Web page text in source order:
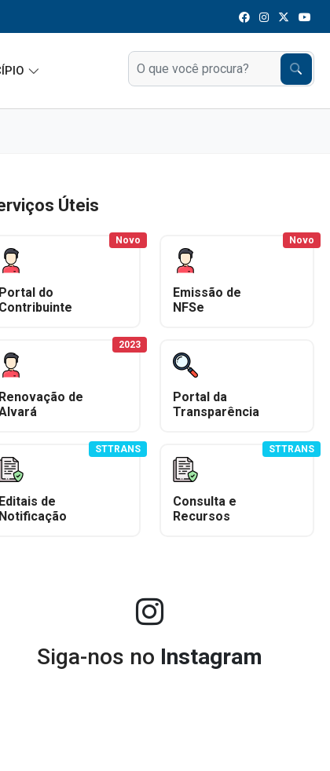
Úteis
Portal do
Contribuinte
Novo
Emissão de
NFSe
Novo
Renovação de
2023
Portal da
Transparência
Editais de
Notificação
STTRANS
Consulta e
Recursos
STTRANS
Siga-nos no Instagram